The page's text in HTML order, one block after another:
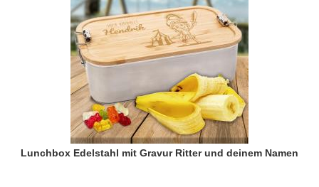
Lunchbox Edelstahl mit Gravur Ritter und deinem Namen